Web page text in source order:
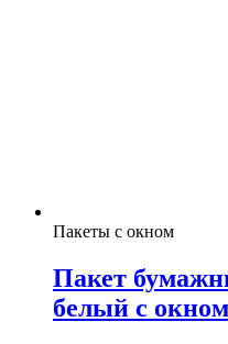
Пакеты с окном
Пакет
белый с окном